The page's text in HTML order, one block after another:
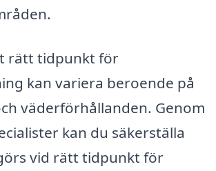
rätt tidpunkt för
kan variera beroende på
väderförhållanden. Genom
kan du säkerställa
vid rätt tidpunkt för